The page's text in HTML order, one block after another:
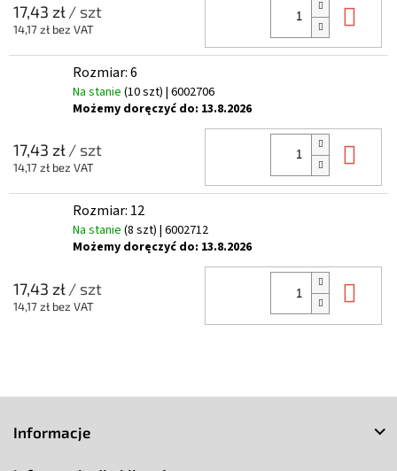
17,43 zł/ szt
14,17 zł bez VAT
Rozmiar: 6
Na stanie (10 szt) | 6002706
Możemy doręczyć do: 13.8.2026
17,43 zł/ szt
14,17 zł bez VAT
Rozmiar: 12
Na stanie (8 szt) | 6002712
Możemy doręczyć do: 13.8.2026
17,43 zł/ szt
14,17 zł bez VAT
Informacje